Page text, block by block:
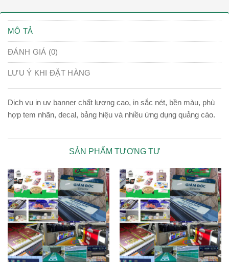
MÔ TẢ
ĐÁNH GIÁ (0)
LƯU Ý KHI ĐẶT HÀNG
Dịch vụ in uv banner chất lượng cao, in sắc nét, bền màu, phù
hợp tem nhãn, decal, bảng hiệu và nhiều ứng dụng quảng cáo.
SẢN PHẨM TƯƠNG TỰ